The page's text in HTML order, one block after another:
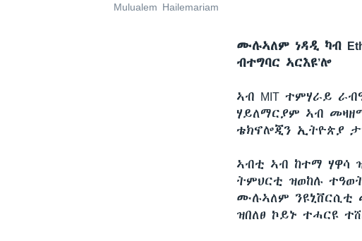
Mulualem Hailemariam
ሙሉኣለም ነዳዲ ካብ
ብተግባር ኣርእዩ’ሎ
ኣብ MIT ተምሃራይ
ሃይለማርያም ኣብ
ቴክኖሎጂን ኢትዮጵያ
ኣብቲ ኣብ ከተማ ሃዋሳ
ትምህርቲ ዝወከሉ
ሙሉኣለም ንዩኒቨርሲቲ
ዝበለፀ ኮይኑ ተሓርዩ